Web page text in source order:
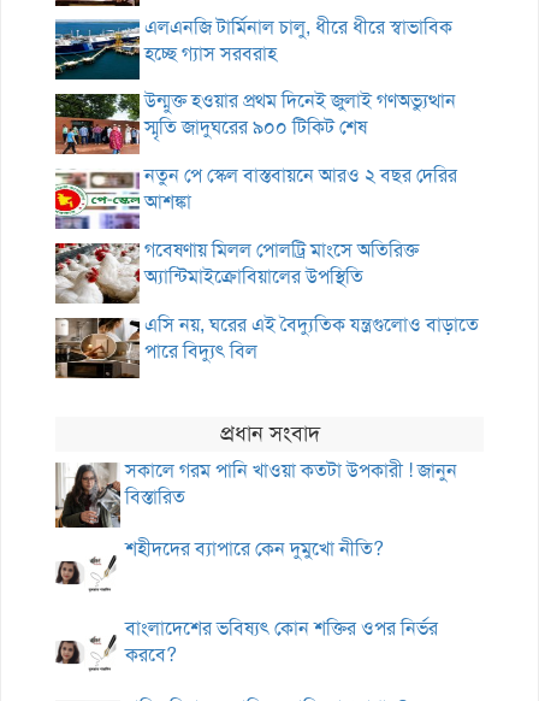
এলএনজি টার্মিনাল চালু, ধীরে ধীরে স্বাভাবিক
হচ্ছে গ্যাস সরবরাহ
উন্মুক্ত হওয়ার প্রথম দিনেই জুলাই গণঅভ্যুত্থান
স্মৃতি জাদুঘরের ৯০০ টিকিট শেষ
নতুন পে স্কেল বাস্তবায়নে আরও ২ বছর দেরির
আশঙ্কা
গবেষণায় মিলল পোলট্রি মাংসে অতিরিক্ত
অ্যান্টিমাইক্রোবিয়ালের উপস্থিতি
এসি নয়, ঘরের এই বৈদ্যুতিক যন্ত্রগুলোও বাড়াতে
পারে বিদ্যুৎ বিল
প্রধান সংবাদ
সকালে গরম পানি খাওয়া কতটা উপকারী ! জানুন
বিস্তারিত
শহীদদের ব্যাপারে কেন দুমুখো নীতি?
বাংলাদেশের ভবিষ্যৎ কোন শক্তির ওপর নির্ভর
করবে?